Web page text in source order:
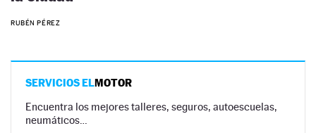
RUBÉN PÉREZ
SERVICIOS ELMOTOR
Encuentra los mejores talleres, seguros, autoescuelas,
neumáticos…